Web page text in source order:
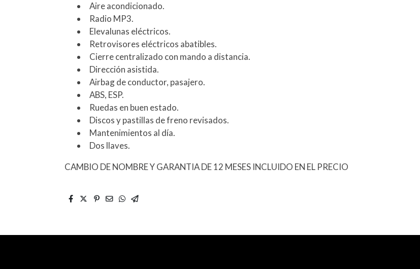
Aire acondicionado.
Radio MP3.
Elevalunas eléctricos.
Retrovisores eléctricos abatibles.
Cierre centralizado con mando a distancia.
Dirección asistida.
Airbag de conductor, pasajero.
ABS, ESP.
Ruedas en buen estado.
Discos y pastillas de freno revisados.
Mantenimientos al día.
Dos llaves.
CAMBIO DE NOMBRE Y GARANTIA DE 12 MESES INCLUIDO EN EL PRECIO